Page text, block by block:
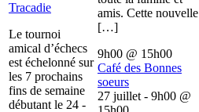
Tracadie
Le tournoi
amical d’échecs
est échelonné sur
les 7 prochains
fins de semaine
débutant le 24 -
amis. Cette nouvelle
[…]
9h00 @ 15h00
Café des Bonnes
soeurs
27 juillet - 9h00 @